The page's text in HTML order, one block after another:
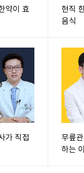
약이 효
현직
음식
가 직접
무릎
하는